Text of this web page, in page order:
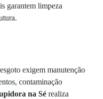
garantem limpeza
exigem manutenção
contaminação
na Sé realiza